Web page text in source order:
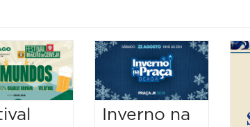
Inverno na